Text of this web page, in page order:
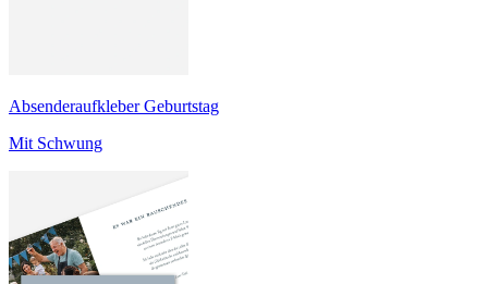
Absenderaufkleber Geburtstag
Mit Schwung